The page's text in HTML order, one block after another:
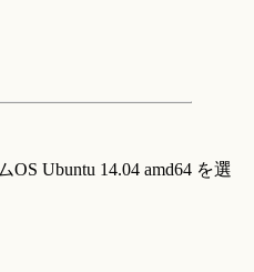
Ubuntu 14.04 amd64 を選